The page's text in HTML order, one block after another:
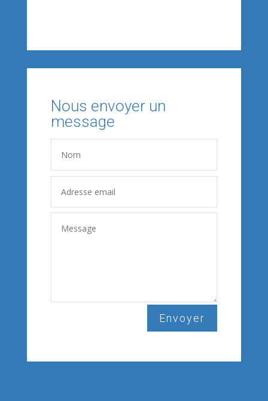
Nous envoyer un
message
Envoyer